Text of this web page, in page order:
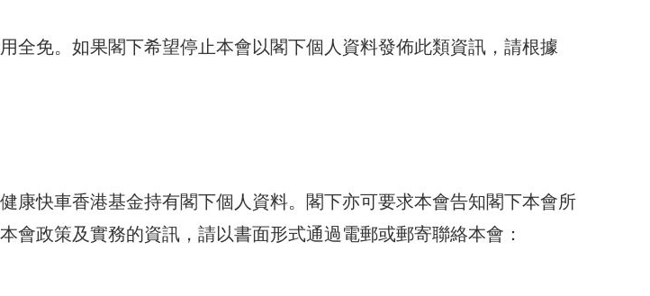
全免。如果閣下希望停止本會以閣下個人資料發佈此類資訊，請根據
康快車香港基金持有閣下個人資料。閣下亦可要求本會告知閣下本會所
政策及實務的資訊，請以書面形式通過電郵或郵寄聯絡本會：